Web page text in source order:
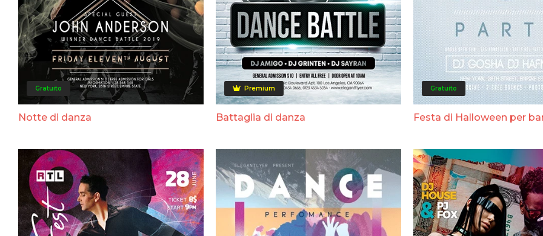
Gratuito
Notte di danza
Premium
Battaglia di danza
Gratuito
Festa di Halloween per